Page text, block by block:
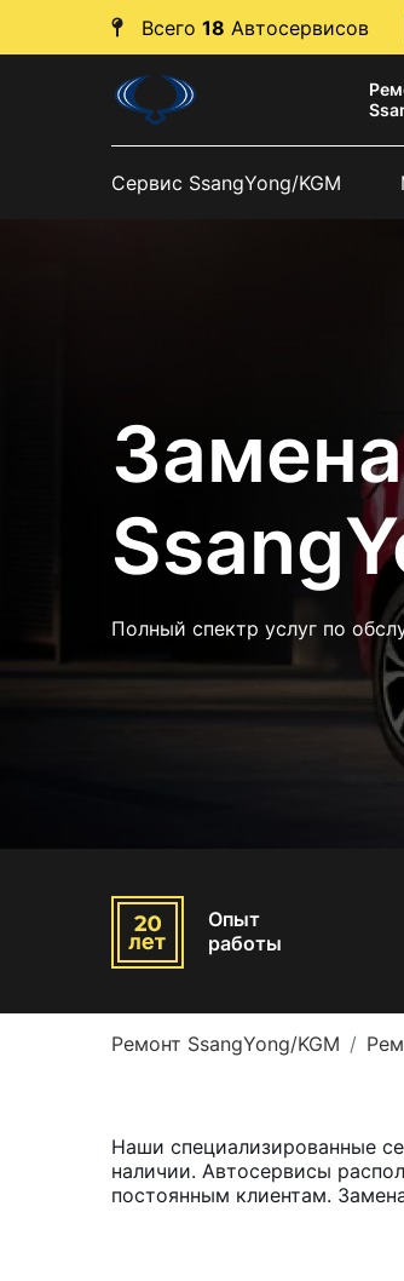
Всего 18 Автосервисов
Сервис SsangYong/KGM
Полный спектр услуг по
Опыт
работы
Ремонт SsangYong/KGM
Наши специализированные
наличии. Автосервисы
постоянным клиентам.